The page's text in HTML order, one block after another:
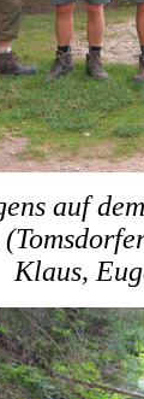
auf
Klaus,